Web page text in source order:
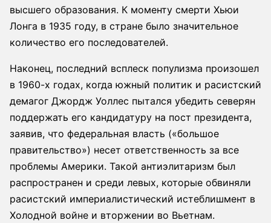
высшего образования. К моменту смерти Хьюи
Лонга в 1935 году, в стране было значительное
количество его последователей.
Наконец, последний всплеск популизма произошел
в 1960-х годах, когда южный политик и расистский
демагог Джордж Уоллес пытался убедить северян
поддержать его кандидатуру на пост президента,
заявив, что федеральная власть («большое
правительство») несет ответственность за все
проблемы Америки. Такой антиэлитаризм был
распространен и среди левых, которые обвиняли
расистский империалистический истеблишмент в
Холодной войне и вторжении во Вьетнам.